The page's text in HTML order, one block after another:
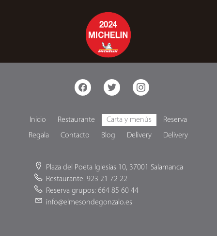
facebook twitter instagram
Inicio Restaurante Carta y menús
Reserva
Regala
Contacto Blog Delivery Delivery
Plaza del Poeta Iglesias 10, 37001 Salamanca
Restaurante: 923 21 72 22
Reserva grupos: 664 85 60 44
info@elmesondegonzalo.es